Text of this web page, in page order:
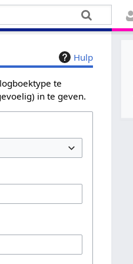
Hulp
te
in te geven.